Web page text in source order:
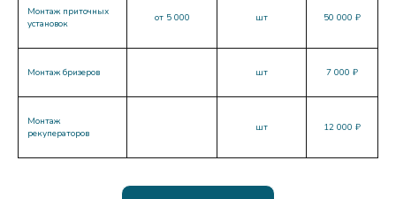
Монтаж приточных
установок
от 5 000 шт 50 000 ₽
Монтаж бризеров шт 7 000 ₽
Монтаж
рекуператоров
шт 12 000 ₽